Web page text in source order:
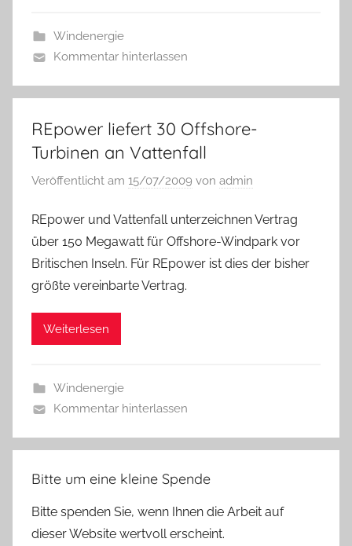
Windenergie
Kommentar hinterlassen
REpower liefert 30 Offshore-
Turbinen an Vattenfall
Veröffentlicht am 15/07/2009 von admin
REpower und Vattenfall unterzeichnen Vertrag
über 150 Megawatt für Offshore-Windpark vor
Britischen Inseln. Für REpower ist dies der bisher
größte vereinbarte Vertrag.
Weiterlesen
Windenergie
Kommentar hinterlassen
Bitte um eine kleine Spende
Bitte spenden Sie, wenn Ihnen die Arbeit auf
dieser Website wertvoll erscheint.